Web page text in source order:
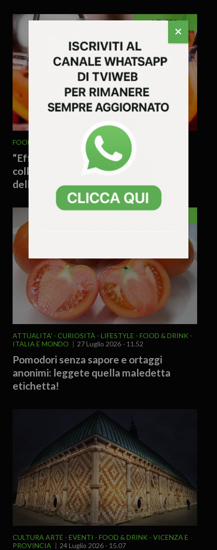
VENETO
FOOD & DRINK 27 Luglio 2026 - 16.23
“Effetto Spritz”: ecco lo studio che
collega il cocktail alla crescita
dell’export di Prosecco
ATTUALITA' CURIOSITÀ - LIFESTYLE
FOOD & DRINK
ITALIA E MONDO
27 Luglio 2026 - 11.52
Pomodori senza sapore e ortaggi
anonimi: leggete quella maledetta
etichetta!
CULTURA ARTE EVENTI FOOD & DRINK
VICENZA E
PROVINCIA
24 Luglio 2026 - 15.07